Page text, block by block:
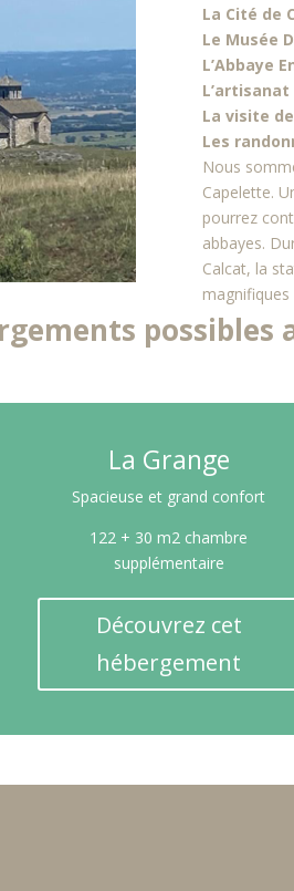
La Cité de
Le Musée
L’Abbaye
La visite
Les
Nous
Capelette.
pourrez
abbayes.
Calcat, la
magnifiques
possibles
La Grange
Spacieuse et grand confort
122 + 30 m2 chambre
supplémentaire
Découvrez cet
hébergement